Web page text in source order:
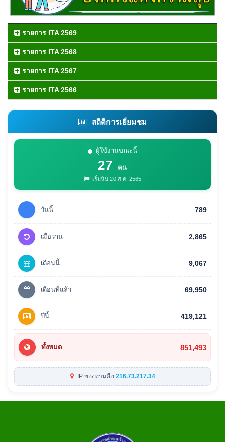
รายการ ITA 2569
รายการ ITA 2568
รายการ ITA 2567
รายการ ITA 2566
สถิติการเยี่ยมชม
ผู้ใช้งานขณะนี้
27 คน
เริ่มนับ 20 ส.ค. 2565
วันนี้ 789
เมื่อวาน 2,865
เดือนนี้ 9,067
เดือนที่แล้ว 69,950
ปีนี้ 419,121
ทั้งหมด 851,493
IP ของท่านคือ 216.73.217.34